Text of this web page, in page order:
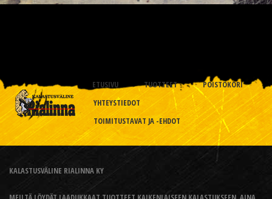
ETUSIVU TUOTTEET
POISTOKORI
YHTEYSTIEDOT
TOIMITUSTAVAT JA -EHDOT
KALASTUSVÄLINE RIALINNA KY